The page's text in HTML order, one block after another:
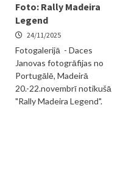
Foto: Rally Madeira
Legend
24/11/2025
Fotogalerijā - Daces
Janovas fotogrāfijas no
Portugālē, Madeirā
20.-22.novembrī notikušā
"Rally Madeira Legend".